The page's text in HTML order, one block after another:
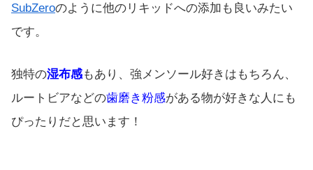
SubZeroのように他のリキッドへの添加も良いみたい
です。
独特の湿布感もあり、強メンソール好きはもちろん、
ルートビアなどの歯磨き粉感がある物が好きな人にも
ぴったりだと思います！